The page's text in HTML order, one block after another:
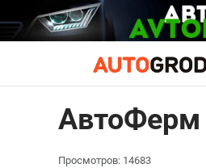
АвтоФерм
Просмотров: 14683